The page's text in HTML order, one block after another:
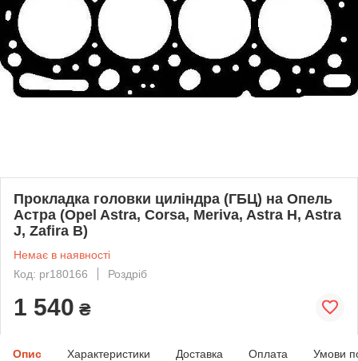
Прокладка головки циліндра (ГБЦ) на Опель
Астра (Opel Astra, Corsa, Meriva, Astra H, Astra
J, Zafira B)
Немає в наявності
Код: pr180166
Роздріб
1 540 ₴
Опис Характеристики Доставка Оплата Умови